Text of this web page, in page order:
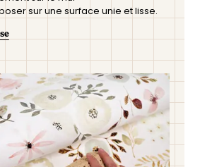
sur une surface unie et lisse.